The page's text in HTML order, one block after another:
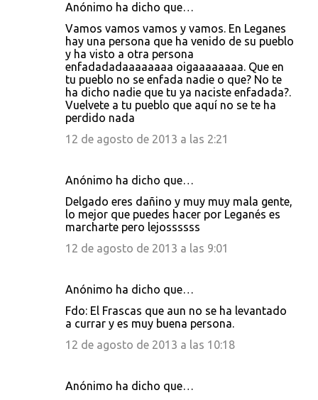
Anónimo ha dicho que…
Vamos vamos vamos y vamos. En Leganes
hay una persona que ha venido de su pueblo
y ha visto a otra persona
enfadadadaaaaaaaa oigaaaaaaaa. Que en
tu pueblo no se enfada nadie o que? No te
ha dicho nadie que tu ya naciste enfadada?.
Vuelvete a tu pueblo que aquí no se te ha
perdido nada
12 de agosto de 2013 a las 2:21
Anónimo ha dicho que…
Delgado eres dañino y muy muy mala gente,
lo mejor que puedes hacer por Leganés es
marcharte pero lejossssss
12 de agosto de 2013 a las 9:01
Anónimo ha dicho que…
Fdo: El Frascas que aun no se ha levantado
a currar y es muy buena persona.
12 de agosto de 2013 a las 10:18
Anónimo ha dicho que…